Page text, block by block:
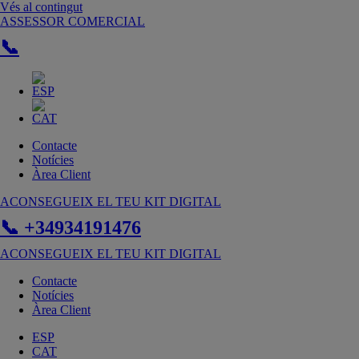
Vés al contingut
ASSESSOR COMERCIAL
📞
Contacte
Notícies
Àrea Client
ACONSEGUEIX EL TEU KIT DIGITAL
📞 +34934191476
ACONSEGUEIX EL TEU KIT DIGITAL
Contacte
Notícies
Àrea Client
ESP
CAT